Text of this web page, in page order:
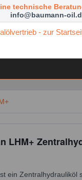
technische
info@baumann-
LHM+
ein Zentralhydrauliköl